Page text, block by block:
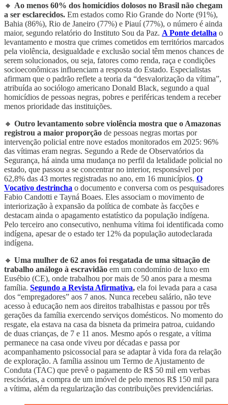
🔸 Ao menos 60% dos homicídios dolosos no Brasil não chegam
a ser esclarecidos. Em estados como Rio Grande do Norte (91%),
Bahia (86%), Rio de Janeiro (77%) e Piauí (77%), o número é ainda
maior, segundo relatório do Instituto Sou da Paz. A Ponte detalha o
levantamento e mostra que crimes cometidos em territórios marcados
pela violência, desigualdade e exclusão social têm menos chances de
serem solucionados, ou seja, fatores como renda, raça e condições
socioeconômicas influenciam a resposta do Estado. Especialistas
afirmam que o padrão reflete a teoria da “desvalorização da vítima”,
atribuída ao sociólogo americano Donald Black, segundo a qual
homicídios de pessoas negras, pobres e periféricas tendem a receber
menos prioridade das instituições.
🔸 Outro levantamento sobre violência mostra que o Amazonas
registrou a maior proporção de pessoas negras mortas por
intervenção policial entre nove estados monitorados em 2025: 96%
das vítimas eram negras. Segundo a Rede de Observatórios da
Segurança, há ainda uma mudança no perfil da letalidade policial no
estado, que passou a se concentrar no interior, responsável por
62,8% das 43 mortes registradas no ano, em 16 municípios. O
Vocativo destrincha o documento e conversa com os pesquisadores
Fabio Candotti e Tayná Boaes. Eles associam o movimento de
interiorização à expansão da política de combate às facções e
destacam ainda o apagamento estatístico da população indígena.
Pelo terceiro ano consecutivo, nenhuma vítima foi identificada como
indígena, apesar de o estado ter 12% da população autodeclarada
indígena.
🔸 Uma mulher de 62 anos foi resgatada de uma situação de
trabalho análogo à escravidão em um condomínio de luxo em
Eusébio (CE), onde trabalhou por mais de 50 anos para a mesma
família. Segundo a Revista Afirmativa, ela foi levada para a casa
dos “empregadores” aos 7 anos. Nunca recebeu salário, não teve
acesso à educação nem aos direitos trabalhistas e passou por três
gerações da família exercendo serviços domésticos. No momento do
resgate, ela estava na casa da bisneta da primeira patroa, cuidando
de duas crianças, de 7 e 11 anos. Mesmo após o resgate, a vítima
permanece na casa onde viveu por décadas e passa por
acompanhamento psicossocial para se adaptar à vida fora da relação
de exploração. A família assinou um Termo de Ajustamento de
Conduta (TAC) que prevê o pagamento de R$ 50 mil em verbas
rescisórias, a compra de um imóvel de pelo menos R$ 150 mil para
a vítima, além da regularização das contribuições previdenciárias.